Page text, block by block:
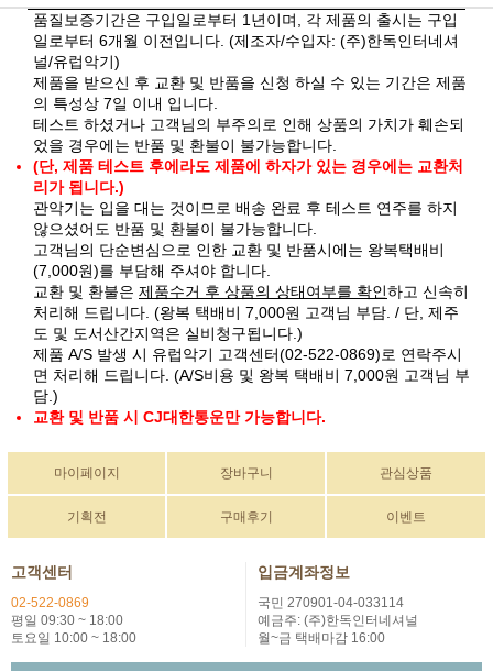
품질보증기간은 구입일로부터 1년이며, 각 제품의 출시는 구입
일로부터 6개월 이전입니다. (제조자/수입자: (주)한독인터네셔
널/유럽악기)
제품을 받으신 후 교환 및 반품을 신청 하실 수 있는 기간은 제품
의 특성상 7일 이내 입니다.
테스트 하셨거나 고객님의 부주의로 인해 상품의 가치가 훼손되
었을 경우에는 반품 및 환불이 불가능합니다.
(단, 제품 테스트 후에라도 제품에 하자가 있는 경우에는 교환처
리가 됩니다.)
관악기는 입을 대는 것이므로 배송 완료 후 테스트 연주를 하지
않으셨어도 반품 및 환불이 불가능합니다.
고객님의 단순변심으로 인한 교환 및 반품시에는 왕복택배비
(7,000원)를 부담해 주셔야 합니다.
교환 및 환불은 제품수거 후 상품의 상태여부를 확인하고 신속히
처리해 드립니다. (왕복 택배비 7,000원 고객님 부담. / 단, 제주
도 및 도서산간지역은 실비청구됩니다.)
제품 A/S 발생 시 유럽악기 고객센터(02-522-0869)로 연락주시
면 처리해 드립니다. (A/S비용 및 왕복 택배비 7,000원 고객님 부
담.)
교환 및 반품 시 CJ대한통운만 가능합니다.
마이페이지 장바구니 관심상품
기획전 구매후기 이벤트
고객센터
02-522-0869
평일 09:30 ~ 18:00
토요일 10:00 ~ 18:00
입금계좌정보
국민 270901-04-033114
예금주: (주)한독인터네셔널
월~금 택배마감 16:00